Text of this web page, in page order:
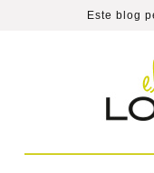
Este blog